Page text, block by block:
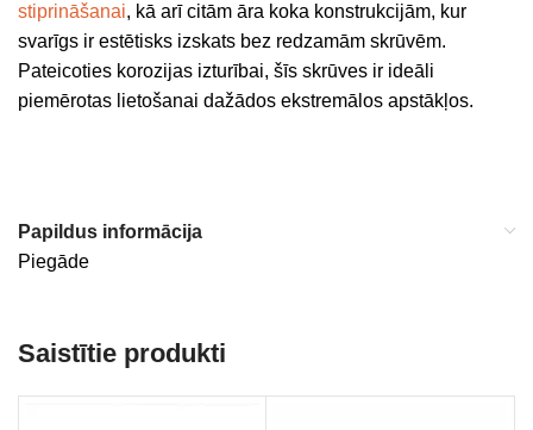
stiprināšanai, kā arī citām āra koka konstrukcijām, kur
svarīgs ir estētisks izskats bez redzamām skrūvēm.
Pateicoties korozijas izturībai, šīs skrūves ir ideāli
piemērotas lietošanai dažādos ekstremālos apstākļos.
Papildus informācija
Piegāde
Saistītie produkti